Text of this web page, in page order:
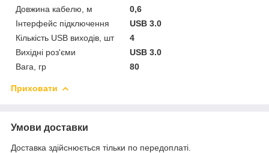
Довжина кабелю, м
0,6
Інтерфейс підключення
USB 3.0
Кількість USB виходів, шт
4
Вихідні роз'єми
USB 3.0
Вага, гр
80
Приховати
Умови доставки
Доставка здійснюється тільки по передоплаті.